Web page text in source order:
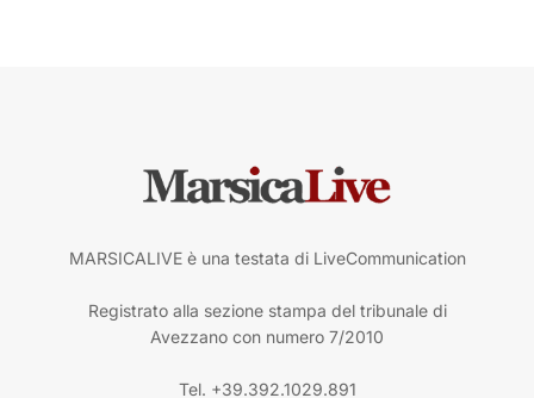
MARSICALIVE è una testata di LiveCommunication
Registrato alla sezione stampa del tribunale di
Avezzano con numero 7/2010
Tel. +39.392.1029.891